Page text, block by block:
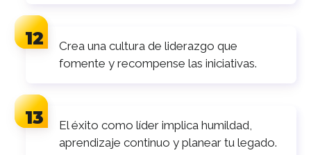
Crea una cultura de liderazgo que
fomente y recompense las iniciativas.
El éxito como líder implica humildad,
aprendizaje continuo y planear tu legado.